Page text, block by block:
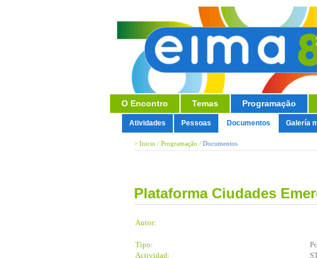
O Encontro Temas Programação
Atividades Pessoas Documentos Galería
> Inicio / Programação / Documentos
Plataforma Ciudades
Autor:
Tipo:
Actividad: